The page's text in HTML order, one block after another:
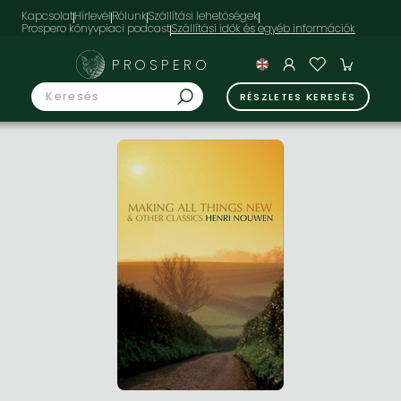
KapcsolatHírlevélRólunkSzállítási lehetőségek
Prospero könyvpiaci podcast
PROSPERO
RÉSZLETES KERESÉS